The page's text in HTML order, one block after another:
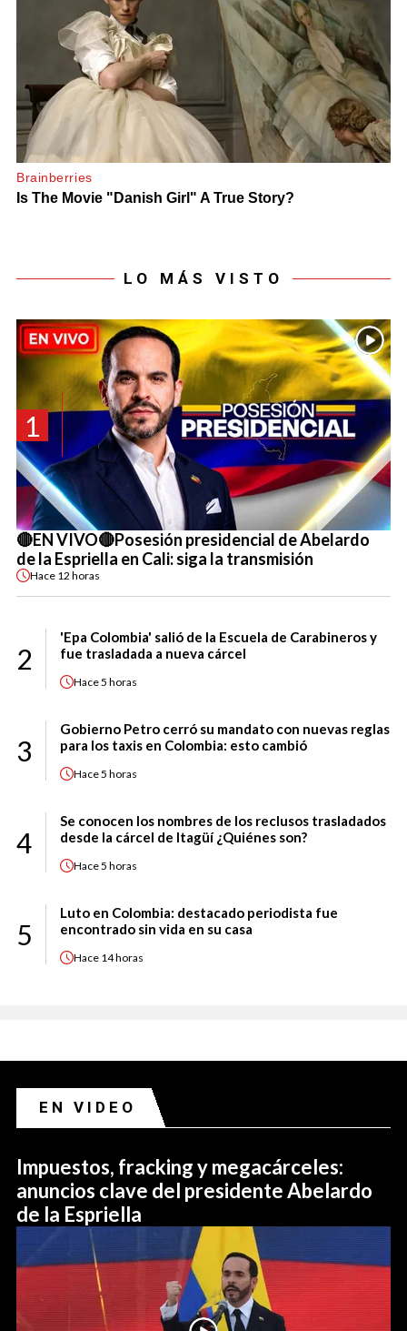
LO MÁS VISTO
1
🔴EN VIVO🔴Posesión presidencial de Abelardo
de la Espriella en Cali: siga la transmisión
Hace 12 horas
2
'Epa Colombia' salió de la Escuela de Carabineros y
fue trasladada a nueva cárcel
Hace5 horas
3
Gobierno Petro cerró su mandato con nuevas reglas
para los taxis en Colombia: esto cambió
Hace5 horas
4
Se conocen los nombres de los reclusos trasladados
desde la cárcel de Itagüí ¿Quiénes son?
Hace5 horas
5
Luto en Colombia: destacado periodista fue
encontrado sin vida en su casa
Hace 14 horas
EN VIDEO
Impuestos, fracking y megacárceles:
anuncios clave del presidente Abelardo
de la Espriella